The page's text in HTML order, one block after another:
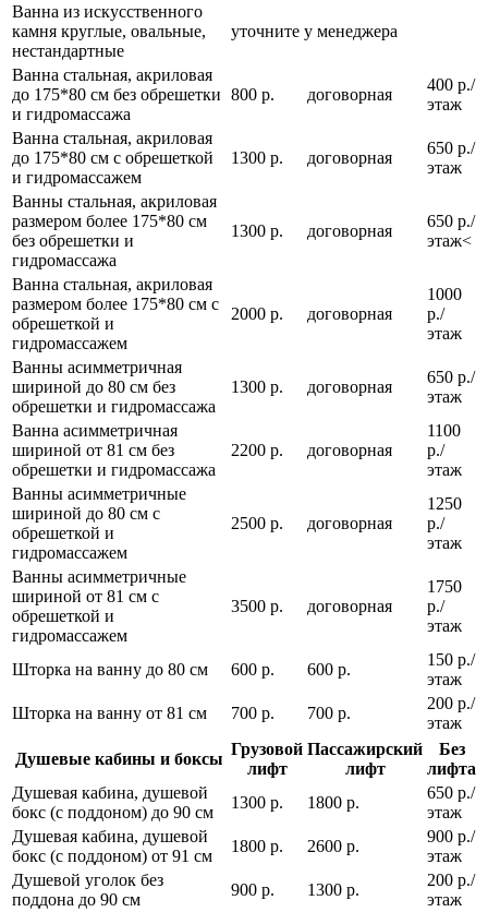
Ванна из искусственного
камня круглые, овальные,
нестандартные
уточните у менеджера
Ванна стальная, акриловая
до 175*80 см без обрешетки
и гидромассажа
800 р. договорная
400 р./
этаж
Ванна стальная, акриловая
до 175*80 см с обрешеткой
и гидромассажем
1300 р. договорная
650 р./
этаж
Ванны стальная, акриловая
размером более 175*80 см
без обрешетки и
гидромассажа
1300 р. договорная
650 р./
этаж<
Ванна стальная, акриловая
размером более 175*80 см с
обрешеткой и
гидромассажем
2000 р. договорная
1000
р./
этаж
Ванны асимметричная
шириной до 80 см без
обрешетки и гидромассажа
1300 р. договорная
650 р./
этаж
Ванна асимметричная
шириной от 81 см без
обрешетки и гидромассажа
2200 р. договорная
1100
р./
этаж
Ванны асимметричные
шириной до 80 см с
обрешеткой и
гидромассажем
2500 р. договорная
1250
р./
этаж
Ванны асимметричные
шириной от 81 см с
обрешеткой и
гидромассажем
3500 р. договорная
1750
р./
этаж
Шторка на ванну до 80 см 600 р. 600 р.
150 р./
этаж
Шторка на ванну от 81 см
700 р. 700 р.
200 р./
этаж
Душевые кабины и боксы
Грузовой
лифт
Пассажирский
лифт
Без
лифта
Душевая кабина, душевой
бокс (с поддоном) до 90 см
1300 р. 1800 р.
650 р./
этаж
Душевая кабина, душевой
бокс (с поддоном) от 91 см
1800 р. 2600 р.
900 р./
этаж
Душевой уголок без
поддона до 90 см
900 р. 1300 р.
200 р./
этаж